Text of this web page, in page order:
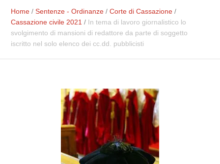
Home /Sentenze - Ordinanze /Corte di Cassazione /
Cassazione civile 2021 / In tema di lavoro giornalistico lo
svolgimento di mansioni di redattore da parte di soggetto
iscritto nel solo elenco dei cc.dd. pubblicisti